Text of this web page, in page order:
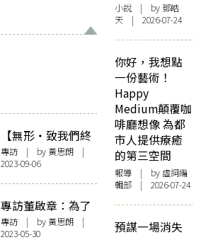
【無形・致我們終
將遠去的校園】訪
黃志華《本可成佳
話》——懷粵語歌
的舊，乘著老歌走
進昨天
專訪| by 黃思朗|
2023-09-06
專訪董啟章：為了
自主，進入Web3
專訪| by 黃思朗|
2023-05-30
小說 | by 鄧皓
天 | 2026-07-24
你好，我想點
一份藝術！
Happy
Medium顛覆咖
啡廳想像 為都
市人提供療癒
的第三空間
報導 | by 虛詞編
輯部 | 2026-07-24
預謀一場消失